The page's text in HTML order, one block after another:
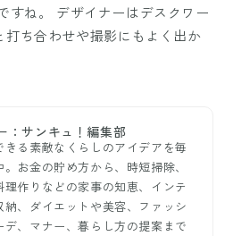
すね。 デザイナーはデスクワー
打ち合わせや撮影にもよく出か
：サンキュ！編集部
きる素敵なくらしのアイデアを毎
。お金の貯め方から、時短掃除、
理作りなどの家事の知恵、インテ
納、ダイエットや美容、ファッシ
デ、マナー、暮らし方の提案まで